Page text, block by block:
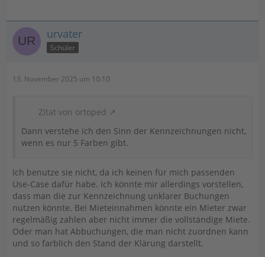
urvater
Schüler
13. November 2025 um 10:10
Zitat von ortoped
Dann verstehe ich den Sinn der Kennzeichnungen nicht,
wenn es nur 5 Farben gibt.
Ich benutze sie nicht, da ich keinen für mich passenden
Use-Case dafür habe. Ich könnte mir allerdings vorstellen,
dass man die zur Kennzeichnung unklarer Buchungen
nutzen könnte. Bei Mieteinnahmen könnte ein Mieter zwar
regelmäßig zahlen aber nicht immer die vollständige Miete.
Oder man hat Abbuchungen, die man nicht zuordnen kann
und so farblich den Stand der Klärung darstellt.